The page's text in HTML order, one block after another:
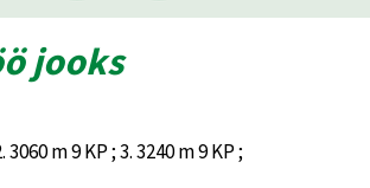
jooks
3060 m 9 KP ; 3. 3240 m 9 KP ;